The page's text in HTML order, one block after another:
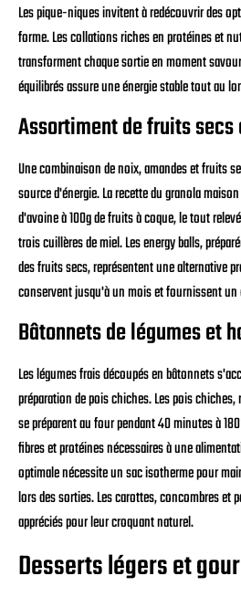
Les pique-niques invitent à redécouvrir des
forme. Les collations riches en protéines et
transforment chaque sortie en moment
équilibrés assure une énergie stable tout au
Assortiment de fruits
Une combinaison de noix, amandes et fruits
source d'énergie. La recette du granola
d'avoine à 100g de fruits à coque, le tout
trois cuillères de miel. Les energy balls,
des fruits secs, représentent une alternative
conservent jusqu'à un mois et fournissent
Bâtonnets de légumes et
Les légumes frais découpés en bâtonnets
préparation de pois chiches. Les pois
se préparent au four pendant 40 minutes à
fibres et protéines nécessaires à une
optimale nécessite un sac isotherme pour
lors des sorties. Les carottes, concombres
appréciés pour leur croquant naturel.
Desserts légers et